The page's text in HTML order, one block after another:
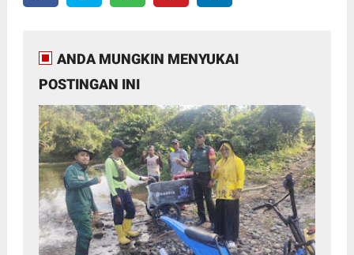
ANDA MUNGKIN MENYUKAI
POSTINGAN INI